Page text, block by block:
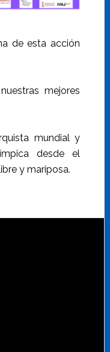
de esta acción
mejores
mundial y
desde el
y mariposa.